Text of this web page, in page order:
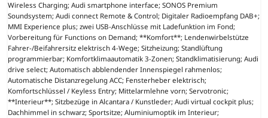
Wireless Charging; Audi smartphone interface; SONOS Premium
Soundsystem; Audi connect Remote & Control; Digitaler Radioempfang DAB+;
MMI Experience plus; zwei USB-Anschlüsse mit Ladefunktion im Fond;
Vorbereitung für Functions on Demand; **Komfort**; Lendenwirbelstütze
Fahrer-/Beifahrersitz elektrisch 4-Wege; Sitzheizung; Standlüftung
programmierbar; Komfortklimaautomatik 3-Zonen; Standklimatisierung; Audi
drive select; Automatisch abblendender Innenspiegel rahmenlos;
Automatische Distanzregelung ACC; Fensterheber elektrisch;
Komfortschlüssel / Keyless Entry; Mittelarmlehne vorn; Servotronic;
**Interieur**; Sitzbezüge in Alcantara / Kunstleder; Audi virtual cockpit plus;
Dachhimmel in schwarz; Sportsitze; Aluminiumoptik im Interieur;